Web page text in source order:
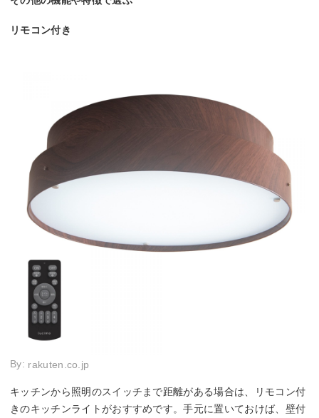
リモコン付き
By: rakuten.co.jp
キッチンから照明のスイッチまで距離がある場合は、リモコン付
きのキッチンライトがおすすめです。手元に置いておけば、壁付